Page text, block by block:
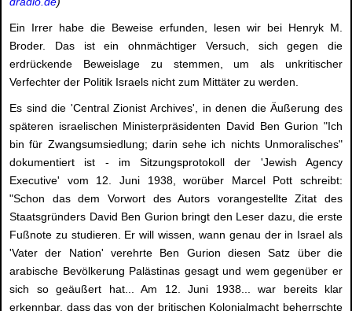
Ein Irrer habe die Beweise erfunden, lesen wir bei Henryk M.
Broder. Das ist ein ohnmächtiger Versuch, sich gegen die
erdrückende Beweislage zu stemmen, um als unkritischer
Verfechter der Politik Israels nicht zum Mittäter zu werden.
Es sind die 'Central Zionist Archives', in denen die Äußerung des
späteren israelischen Ministerpräsidenten David Ben Gurion "Ich
bin für Zwangsumsiedlung; darin sehe ich nichts Unmoralisches"
dokumentiert ist - im Sitzungsprotokoll der 'Jewish Agency
Executive' vom 12. Juni 1938, worüber Marcel Pott schreibt:
"Schon das dem Vorwort des Autors vorangestellte Zitat des
Staatsgründers David Ben Gurion bringt den Leser dazu, die erste
Fußnote zu studieren. Er will wissen, wann genau der in Israel als
'Vater der Nation' verehrte Ben Gurion diesen Satz über die
arabische Bevölkerung Palästinas gesagt und wem gegenüber er
sich so geäußert hat... Am 12. Juni 1938... war bereits klar
erkennbar, dass das von der britischen Kolonialmacht beherrschte